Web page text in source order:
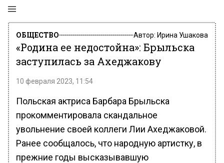
ОБЩЕСТВО Автор: Ирина Ушакова
«Родина ее недостойна»: Брыльска
заступилась за Ахеджакову
10 февраля 2023, 11:54
Польская актриса Барбара Брыльска
прокомментировала скандальное
увольнение своей коллеги Лии Ахеджаковой.
Ранее сообщалось, что народную артистку, в
прежние годы высказывавшую